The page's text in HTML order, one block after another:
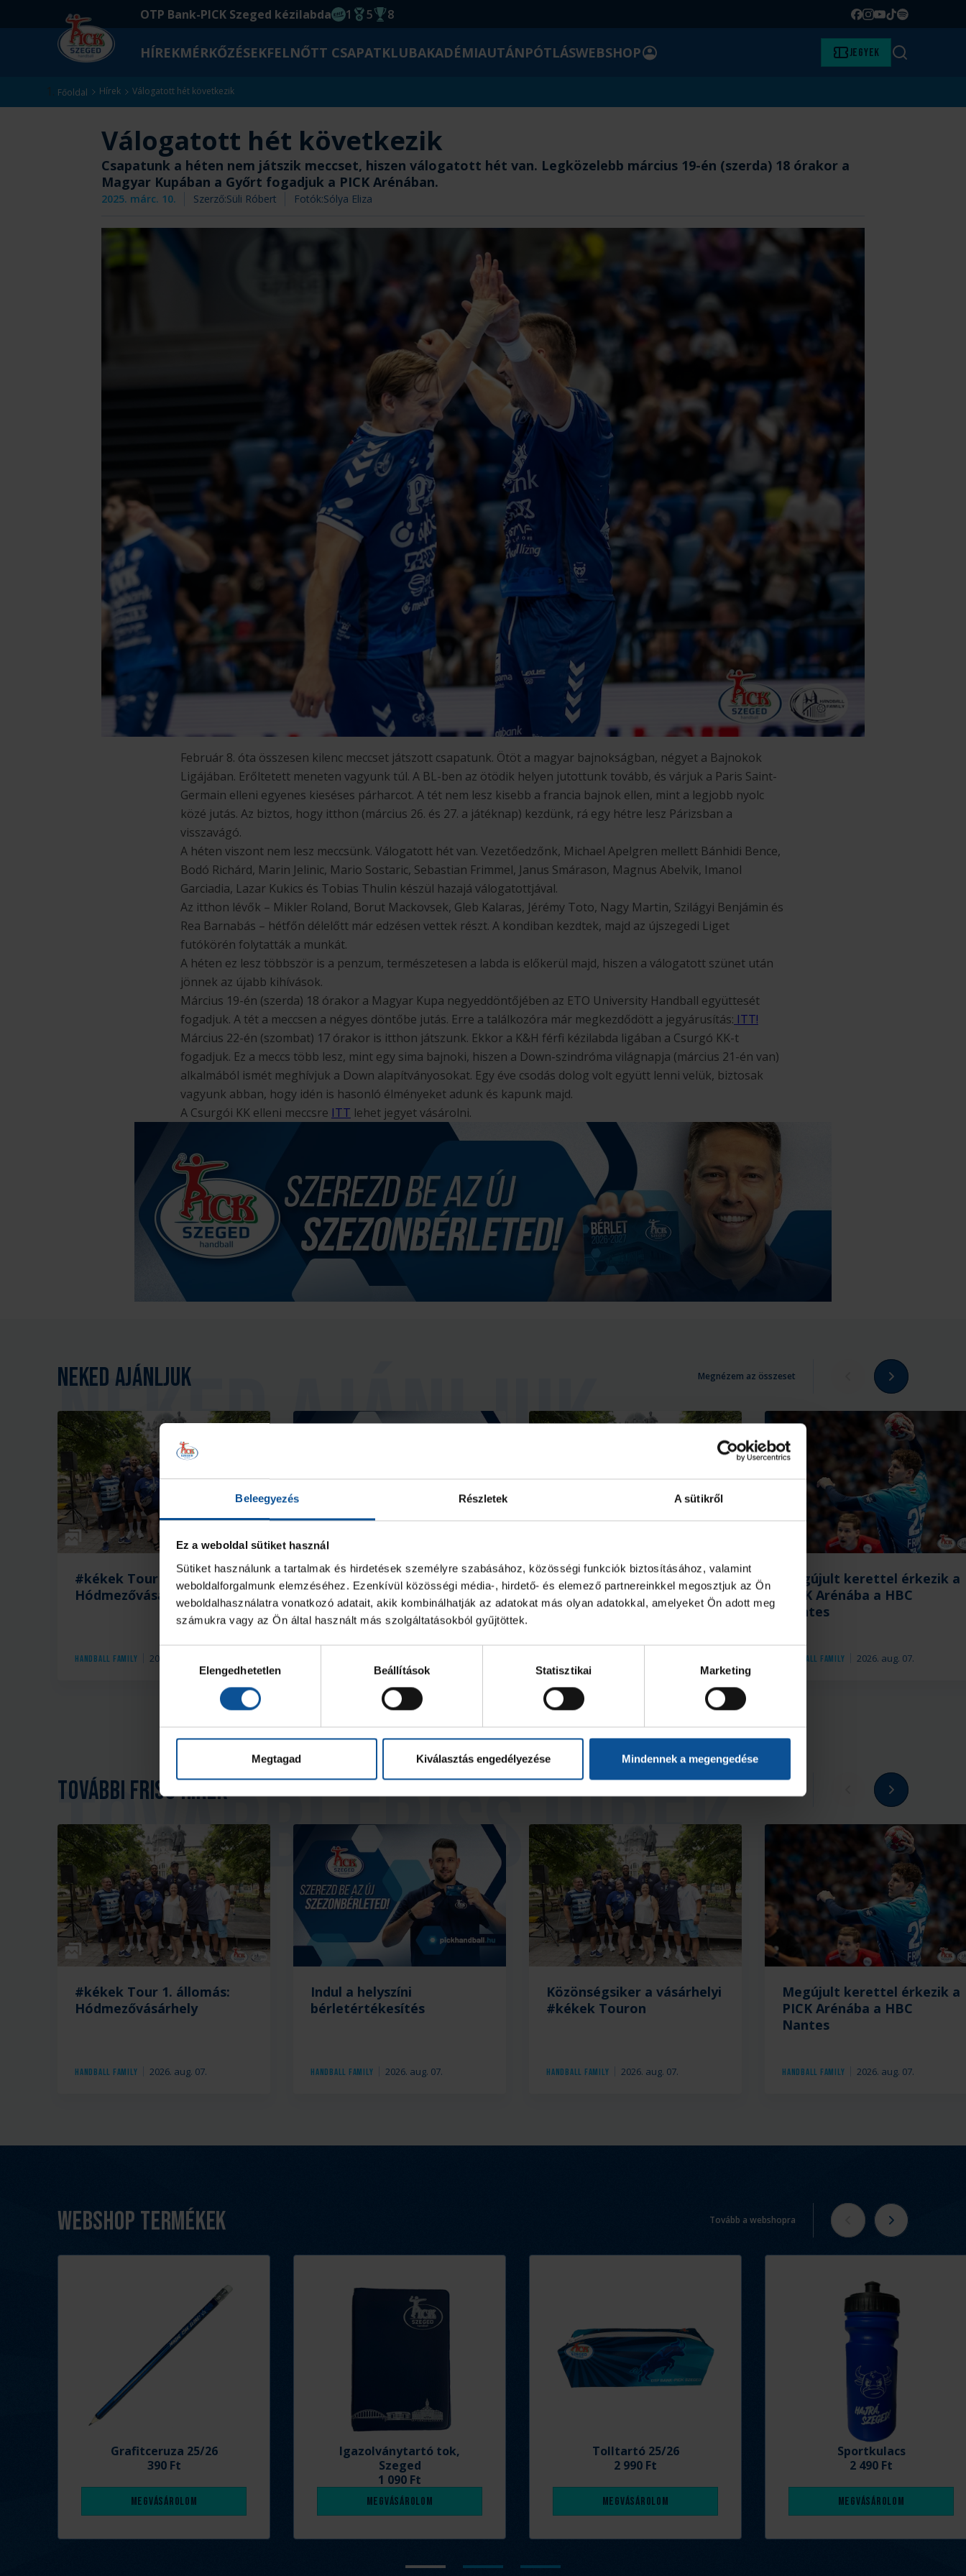
Beleegyezés Részletek A sütikről
Ez a weboldal sütiket használ
Sütiket használunk a tartalmak és hirdetések személyre szabásához, közösségi funkciók biztosításához, valamint
weboldalforgalmunk elemzéséhez. Ezenkívül közösségi média-, hirdető- és elemező partnereinkkel megosztjuk az Ön
weboldalhasználatra vonatkozó adatait, akik kombinálhatják az adatokat más olyan adatokkal, amelyeket Ön adott meg
számukra vagy az Ön által használt más szolgáltatásokból gyűjtöttek.
kiválasztásaElengedhetetlen Beállítások Statisztikai Marketing
Megtagad Kiválasztás engedélyezése Mindennek a megengedése
OTP Bank-PICK Szeged kézilabda
EHF kupagyőzelem 2014
1
Magyar Bajnoki cím
5
Magyar-Kupa győzelem
8 Facebook
Instagram
YouTube
TikTok
Spotify
HÍREKMÉRKŐZÉSEKFELNŐTT CSAPATKLUBAKADÉMIAUTÁNPÓTLÁSWEBSHOPBELÉPÉS Jegyek Keresés
Főoldal Hírek Válogatott hét következik
Válogatott hét következik
Csapatunk a héten nem játszik meccset, hiszen válogatott hét van. Legközelebb március 19-én (szerda) 18 órakor a
Magyar Kupában a Győrt fogadjuk a PICK Arénában.
2025. márc. 10. Szerző:Süli Róbert Fotók:Sólya Eliza
Február 8. óta összesen kilenc meccset játszott csapatunk. Ötöt a magyar bajnokságban, négyet a Bajnokok
Ligájában. Erőltetett meneten vagyunk túl. A BL-ben az ötödik helyen jutottunk tovább, és várjuk a Paris Saint-
Germain elleni egyenes kieséses párharcot. A tét nem lesz kisebb a francia bajnok ellen, mint a legjobb nyolc
közé jutás. Az biztos, hogy itthon (március 26. és 27. a játéknap) kezdünk, rá egy hétre lesz Párizsban a
visszavágó.
A héten viszont nem lesz meccsünk. Válogatott hét van. Vezetőedzőnk, Michael Apelgren mellett Bánhidi Bence,
Bodó Richárd, Marin Jelinic, Mario Sostaric, Sebastian Frimmel, Janus Smárason, Magnus Abelvik, Imanol
Garciadia, Lazar Kukics és Tobias Thulin készül hazajá válogatottjával.
Az itthon lévők – Mikler Roland, Borut Mackovsek, Gleb Kalaras, Jérémy Toto, Nagy Martin, Szilágyi Benjámin és
Rea Barnabás – hétfőn délelőtt már edzésen vettek részt. A kondiban kezdtek, majd az újszegedi Liget
futókörén folytatták a munkát.
A héten ez lesz többször is a penzum, természetesen a labda is előkerül majd, hiszen a válogatott szünet után
jönnek az újabb kihívások.
Március 19-én (szerda) 18 órakor a Magyar Kupa negyeddöntőjében az ETO University Handball együttesét
fogadjuk. A tét a meccsen a négyes döntőbe jutás. Erre a találkozóra már megkezdődött a jegyárusítás: ITT!
Március 22-én (szombat) 17 órakor is itthon játszunk. Ekkor a K&H férfi kézilabda ligában a Csurgó KK-t
fogadjuk. Ez a meccs több lesz, mint egy sima bajnoki, hiszen a Down-szindróma világnapja (március 21-én van)
alkalmából ismét meghívjuk a Down alapítványosokat. Egy éve csodás dolog volt együtt lenni velük, biztosak
vagyunk abban, hogy idén is hasonló élményeket adunk és kapunk majd.
A Csurgói KK elleni meccsre ITT lehet jegyet vásárolni.
Neked ajánljuk Megnézem az összeset
Galéria
Handball Family 2026. aug. 07.
#kékek Tour 1. állomás:
Hódmezővásárhely
Indul a helyszíni
bérletértékesítés
Közönségsiker a vásárhelyi
#kékek Touron
Handball Family 2026. aug. 07.
Megújult kerettel érkezik a
PICK Arénába a HBC
Nantes
További friss hírek
Galéria
Handball Family 2026. aug. 07.
#kékek Tour 1. állomás:
Hódmezővásárhely
Handball Family 2026. aug. 07.
Indul a helyszíni
bérletértékesítés
Handball Family 2026. aug. 07.
Közönségsiker a vásárhelyi
#kékek Touron
Handball Family 2026. aug. 07.
Megújult kerettel érkezik a
PICK Arénába a HBC
Nantes
Webshop termékek Tovább a webshopra
Grafitceruza 25/26
390 Ft
Megvásárolom
Igazolványtartó tok,
Szeged
1 090 Ft
Megvásárolom
Tolltartó 25/26
2 990 Ft
Megvásárolom
Sportkulacs
2 490 Ft
Megvásárolom